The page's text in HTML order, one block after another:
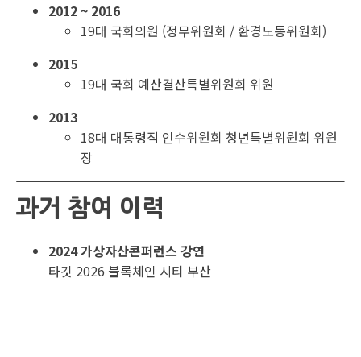
2012 ~ 2016
19대 국회의원 (정무위원회 / 환경노동위원회)
2015
19대 국회 예산결산특별위원회 위원
2013
18대 대통령직 인수위원회 청년특별위원회 위원
장
과거 참여 이력
2024 가상자산콘퍼런스 강연
타깃 2026 블록체인 시티 부산